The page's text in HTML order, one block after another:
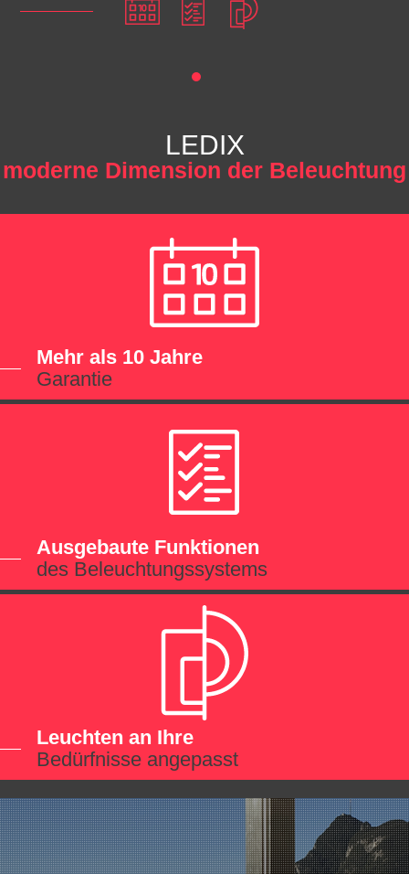
LEDIX
moderne Dimension der Beleuchtung
Mehr als 10 Jahre
Garantie
Ausgebaute Funktionen
des Beleuchtungssystems
Leuchten an Ihre
Bedürfnisse angepasst